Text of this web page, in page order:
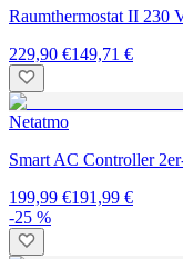
Raumthermostat II 230
229,90 €149,71 €
Netatmo
Smart AC Controller
199,99 €191,99 €
-25 %